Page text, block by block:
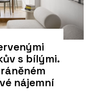
s bílými.
nájemní